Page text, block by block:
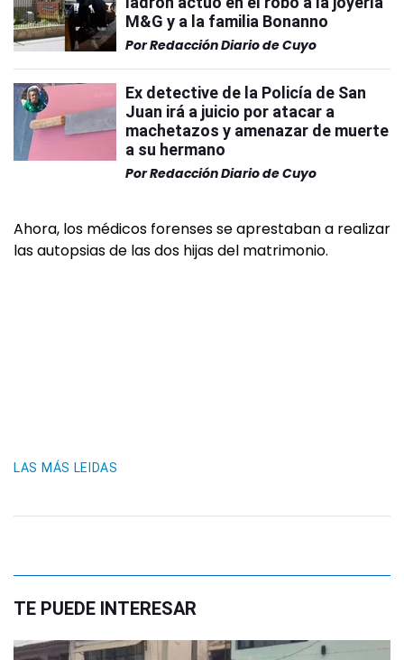
M&G y a la familia Bonanno
PorRedacción Diario de Cuyo
Ex detective de la Policía de San
Juan irá a juicio por atacar a
machetazos y amenazar de muerte
a su hermano
PorRedacción Diario de Cuyo
Ahora, los médicos forenses se aprestaban a realizar
las autopsias de las dos hijas del matrimonio.
LAS MÁS LEIDAS
TE PUEDE INTERESAR